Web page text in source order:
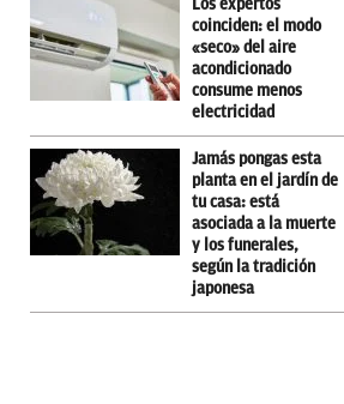
Los expertos
coinciden: el modo
«seco» del aire
acondicionado
consume menos
electricidad
Jamás pongas esta
planta en el jardín de
tu casa: está
asociada a la muerte
y los funerales,
según la tradición
japonesa